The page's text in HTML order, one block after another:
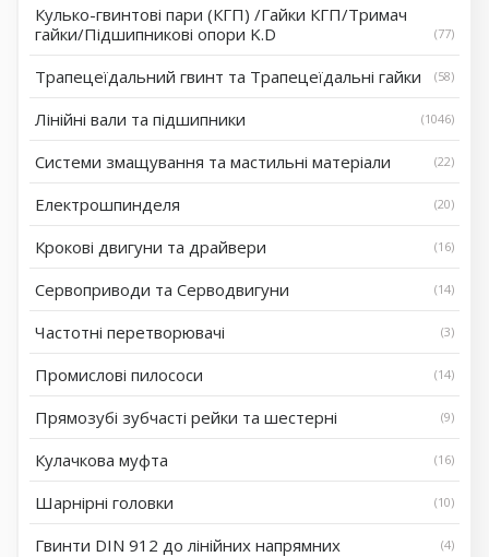
Кулько-гвинтові пари (КГП) /Гайки КГП/Тримач
гайки/Підшипникові опори K.D
77
Трапецеїдальний гвинт та Трапецеїдальні гайки 58
Лінійні вали та підшипники 1046
Системи змащування та мастильні матеріали 22
Електрошпинделя 20
Крокові двигуни та драйвери 16
Сервоприводи та Серводвигуни 14
Частотні перетворювачі 3
Промислові пилососи 14
Прямозубі зубчасті рейки та шестерні 9
Кулачкова муфта 16
Шарнірні головки 10
Гвинти DIN 912 до лінійних напрямних 4